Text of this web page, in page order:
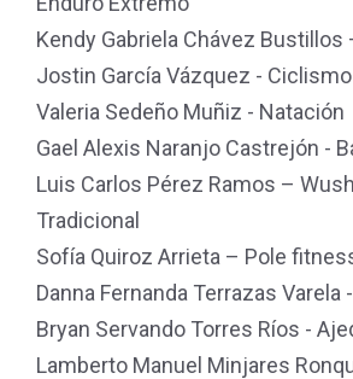
Kendy Gabriela Chávez
Jostin García Vázquez - Ciclismo
Valeria Sedeño Muñiz - Natación
Gael Alexis Naranjo Castrejón -
Luis Carlos Pérez Ramos –
Tradicional
Sofía Quiroz Arrieta – Pole
Danna Fernanda Terrazas Varela
Bryan Servando Torres Ríos -
Lamberto Manuel Minjares